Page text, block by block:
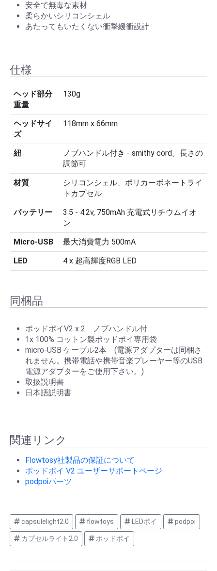
安全で無毒な素材
柔らかいシリコンシェル
あたってもいたくない衝撃緩衝設計
仕様
ヘッド部分
重量
130g
ヘッドサイ
ズ
118mm x 66mm
紐
ノブハンドル付き - smithy cord。長さの
調節可
材質
シリコンシェル、ポリカーボネートライ
トカプセル
バッテリー
3.5 - 4.2v, 750mAh 充電式リチウムイオ
ン
Micro-USB 最大消費電力 500mA
LED 4 x 超高輝度RGB LED
同梱品
ポッドポイV2 x 2 ノブハンドル付
1x 100% コットン製ポッドポイ専用袋
micro-USB ケーブル2本 (電源アダプターは同梱さ
れません。携帯電話や携帯音楽プレーヤー等のUSB
電源アダプターをご使用下さい。)
取扱説明書
日本語説明書
関連リンク
Flowtosy社製品の保証について
ポッドポイ V2 ユーザーサポートページ
podpoiパーツ
capsulelight2.0 flowtoys LEDポイ podpoi
カプセルライト2.0 ポッドポイ